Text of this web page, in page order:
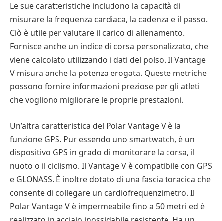
Le sue caratteristiche includono la capacità di
misurare la frequenza cardiaca, la cadenza e il passo.
Ciò è utile per valutare il carico di allenamento.
Fornisce anche un indice di corsa personalizzato, che
viene calcolato utilizzando i dati del polso. Il Vantage
V misura anche la potenza erogata. Queste metriche
possono fornire informazioni preziose per gli atleti
che vogliono migliorare le proprie prestazioni.
Un’altra caratteristica del Polar Vantage V è la
funzione GPS. Pur essendo uno smartwatch, è un
dispositivo GPS in grado di monitorare la corsa, il
nuoto o il ciclismo. Il Vantage V è compatibile con GPS
e GLONASS. È inoltre dotato di una fascia toracica che
consente di collegare un cardiofrequenzimetro. Il
Polar Vantage V è impermeabile fino a 50 metri ed è